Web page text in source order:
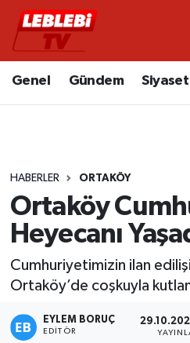
Genel Gündem Siyaset
HABERLER ORTAKÖY
Ortaköy
Heyecanı
Cumhuriyetimizin ilan
Ortaköy’de coşkuyla
EYLEM BORUÇ
EDITÖR
Hava Durumu
Süper Lig Puan Durumu
Tüm Manşetler
Son Dakika Haberleri